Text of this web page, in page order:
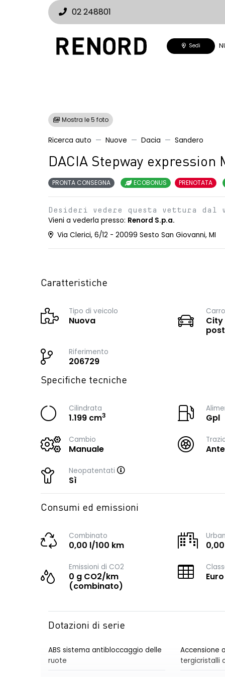
02 248801
Sedi
Mostra le 5 foto
Ricerca auto Nuove Dacia Sandero
DACIA Stepway expression
PRONTA CONSEGNA ECOBONUS PRENOTATA
Desideri vedere questa vettura dal
Vieni a vederla presso: Renord S.p.a.
Via Clerici, 6/12 - 20099 Sesto San Giovanni, MI
Caratteristiche
Tipo di veicolo
Nuova
City
Riferimento
206729
Specifiche tecniche
Cilindrata
1.199 cm3 Gpl
Cambio
Manuale
Neopatentati
Sì
Consumi ed emissioni
Combinato
0,00 l/100 km
Emissioni di CO2
0 g CO2/km
(combinato)
Dotazioni di serie
ABS sistema antibloccaggio delle
ruote
Accensione
tergicristalli